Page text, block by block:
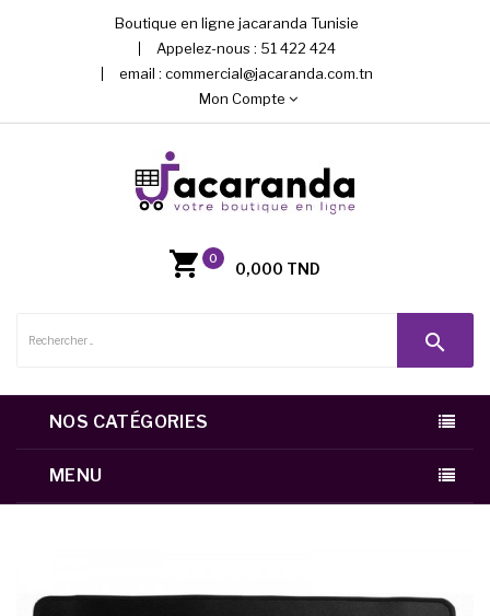
Boutique en ligne jacaranda Tunisie
Appelez-nous : 51 422 424
email : commercial@jacaranda.com.tn
Mon Compte
0
0,000 TND
search
NOS CATÉGORIES
MENU